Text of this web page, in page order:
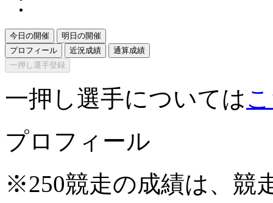
今日の開催
明日の開催
プロフィール
近況成績
通算成績
一押し選手登録
一押し選手については
プロフィール
※250競走の成績は、競